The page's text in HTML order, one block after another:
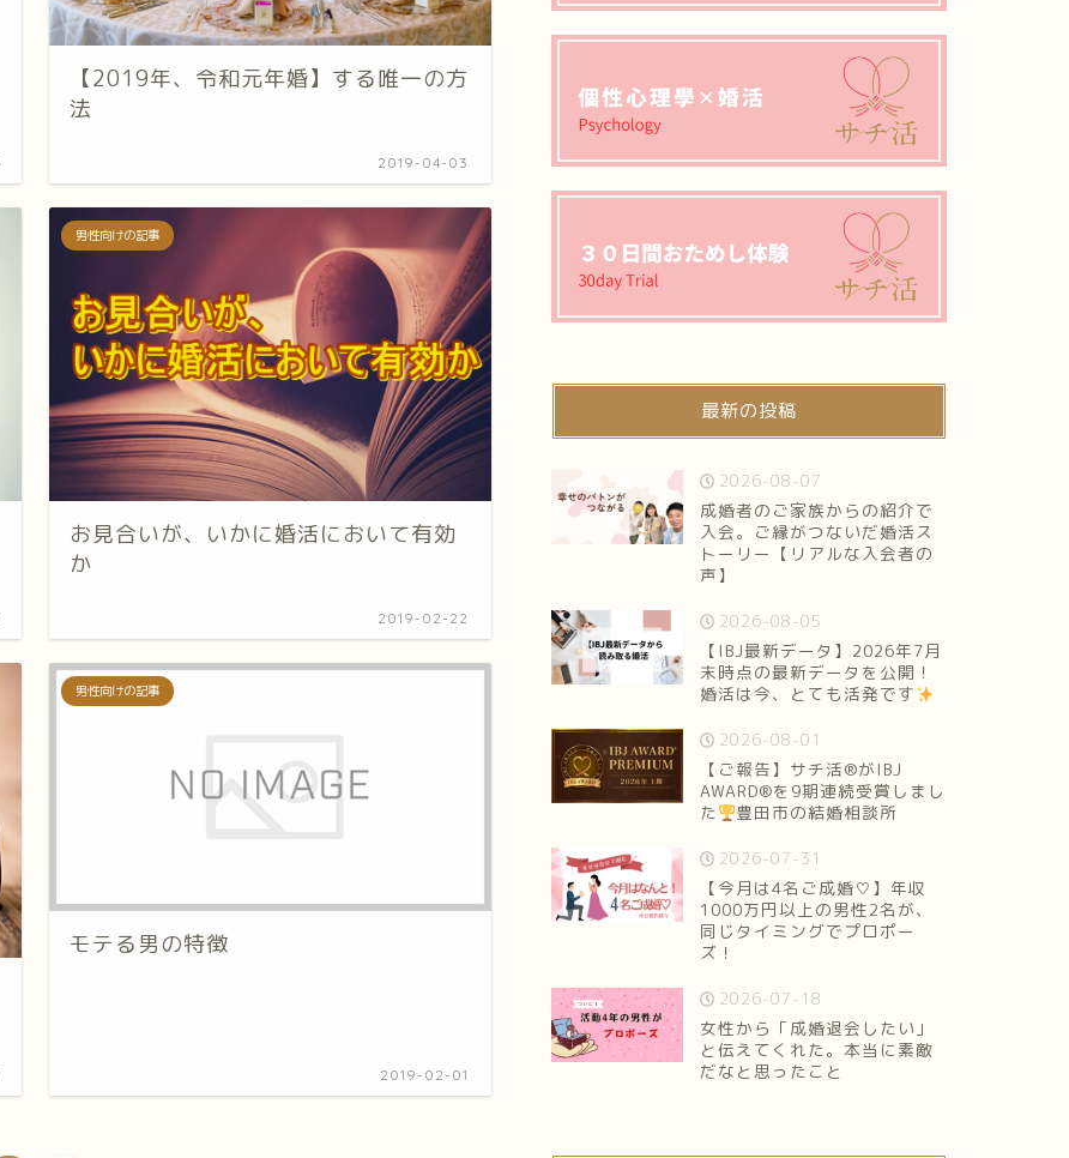
【2019年、令和元年婚】する唯一の方
法
2019-04-03
男性向けの記事
お見合いが、いかに婚活において有効
か
2019-02-22
男性向けの記事
モテる男の特徴
2019-02-01
最新の投稿
2026-08-07
成婚者のご家族からの紹介で
入会。ご縁がつないだ婚活ス
トーリー【リアルな入会者の
声】
2026-08-05
【IBJ最新データ】2026年7月
末時点の最新データを公開！
婚活は今、とても活発です
2026-08-01
【ご報告】サチ活®がIBJ
AWARD®を9期連続受賞しまし
た
豊田市の結婚相談所
2026-07-31
【今月は4名ご成婚♡】年収
1000万円以上の男性2名が、
同じタイミングでプロポー
ズ！
2026-07-18
女性から「成婚退会したい」
と伝えてくれた。本当に素敵
だなと思ったこと